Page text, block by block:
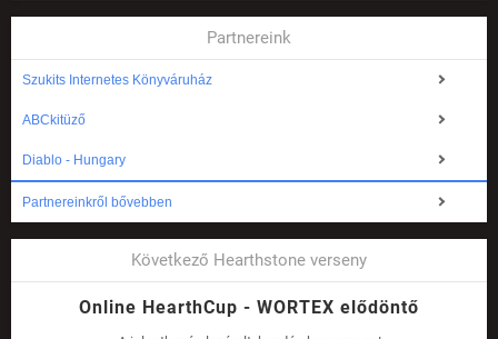
Partnereink
Szukits Internetes Könyváruház
ABCkitüző
Diablo - Hungary
Partnereinkről bővebben
Következő Hearthstone verseny
Online HearthCup - WORTEX elődöntő